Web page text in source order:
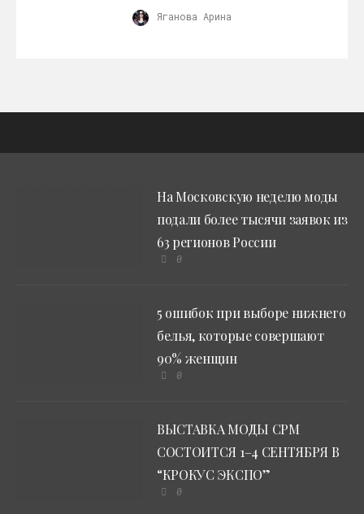
Яганова Арина
На Московскую неделю моды
подали более тысячи заявок из
63 регионов России
0
5 ошибок при выборе нижнего
белья, которые совершают
90% женщин
0
ВЫСТАВКА МОДЫ CPM
СОСТОИТСЯ 1–4 СЕНТЯБРЯ В
“КРОКУС ЭКСПО”
0